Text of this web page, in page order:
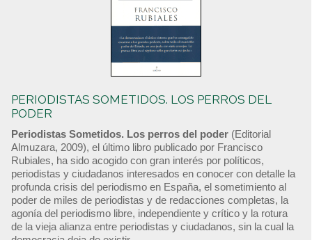
PERIODISTAS SOMETIDOS. LOS PERROS DEL
PODER
Periodistas Sometidos. Los perros del poder (Editorial
Almuzara, 2009), el último libro publicado por Francisco
Rubiales, ha sido acogido con gran interés por políticos,
periodistas y ciudadanos interesados en conocer con detalle la
profunda crisis del periodismo en España, el sometimiento al
poder de miles de periodistas y de redacciones completas, la
agonía del periodismo libre, independiente y crítico y la rotura
de la vieja alianza entre periodistas y ciudadanos, sin la cual la